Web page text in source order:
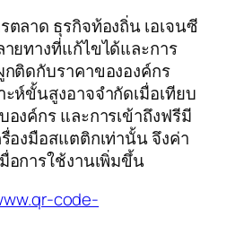
ตลาด ธุรกิจท้องถิ่น เอเจนซี
ยทางที่แก้ไขได้และการ
ติดกับราคาขององค์กร
ะห์ขั้นสูงอาจจำกัดเมื่อเทียบ
งค์กร และการเข้าถึงฟรีมี
องมือสแตติกเท่านั้น จึงค่า
อการใช้งานเพิ่มขึ้น
code-